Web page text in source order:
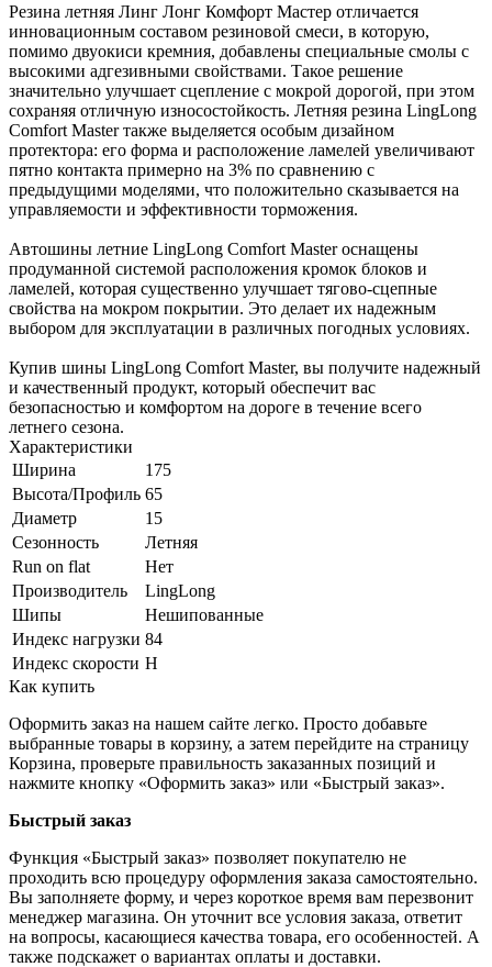
Резина летняя Линг Лонг Комфорт Мастер отличается
инновационным составом резиновой смеси, в которую,
помимо двуокиси кремния, добавлены специальные смолы с
высокими адгезивными свойствами. Такое решение
значительно улучшает сцепление с мокрой дорогой, при этом
сохраняя отличную износостойкость. Летняя резина LingLong
Comfort Master также выделяется особым дизайном
протектора: его форма и расположение ламелей увеличивают
пятно контакта примерно на 3% по сравнению с
предыдущими моделями, что положительно сказывается на
управляемости и эффективности торможения.
Автошины летние LingLong Comfort Master оснащены
продуманной системой расположения кромок блоков и
ламелей, которая существенно улучшает тягово-сцепные
свойства на мокром покрытии. Это делает их надежным
выбором для эксплуатации в различных погодных условиях.
Купив шины LingLong Comfort Master, вы получите надежный
и качественный продукт, который обеспечит вас
безопасностью и комфортом на дороге в течение всего
летнего сезона.
Характеристики
Ширина
175
Высота/Профиль 65
Диаметр
15
Сезонность
Летняя
Run on flat
Нет
Производитель
LingLong
Шипы
Нешипованные
Индекс нагрузки 84
Индекс скорости H
Как купить
Оформить заказ на нашем сайте легко. Просто добавьте
выбранные товары в корзину, а затем перейдите на страницу
Корзина, проверьте правильность заказанных позиций и
нажмите кнопку «Оформить заказ» или «Быстрый заказ».
Быстрый заказ
Функция «Быстрый заказ» позволяет покупателю не
проходить всю процедуру оформления заказа самостоятельно.
Вы заполняете форму, и через короткое время вам перезвонит
менеджер магазина. Он уточнит все условия заказа, ответит
на вопросы, касающиеся качества товара, его особенностей. А
также подскажет о вариантах оплаты и доставки.